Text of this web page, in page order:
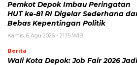
Pemkot Depok Imbau Peringatan
HUT ke-81 RI Digelar Sederhana
Bebas Kepentingan Politik
Kamis, 6 Agu 2026 - 21:15 WIB
Berita
Wali Kota Depok: Job Fair 2026 Jadi